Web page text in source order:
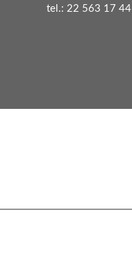
tel.: 22 563 17 44